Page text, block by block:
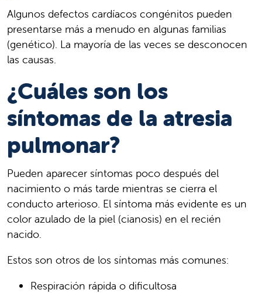
Algunos defectos cardíacos congénitos pueden
presentarse más a menudo en algunas familias
(genético). La mayoría de las veces se desconocen
las causas.
¿Cuáles son los
síntomas de la atresia
pulmonar?
Pueden aparecer síntomas poco después del
nacimiento o más tarde mientras se cierra el
conducto arterioso. El síntoma más evidente es un
color azulado de la piel (cianosis) en el recién
nacido.
Estos son otros de los síntomas más comunes:
Respiración rápida o dificultosa